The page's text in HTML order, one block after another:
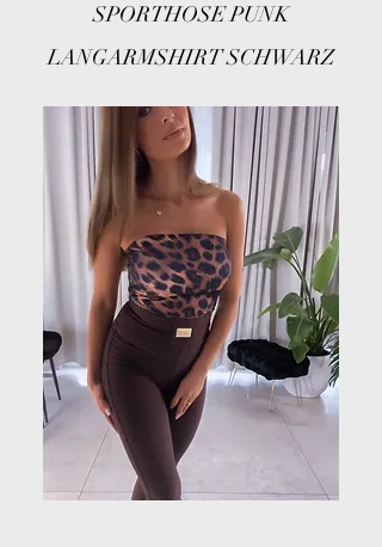
SPORTHOSE PUNK
LANGARMSHIRT SCHWARZ